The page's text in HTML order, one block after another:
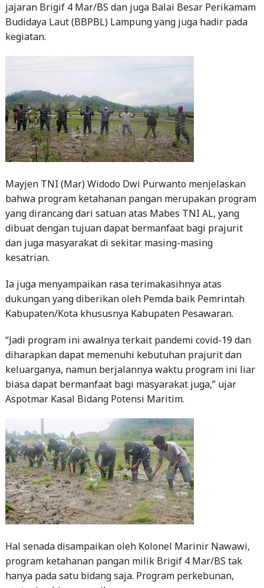
jajaran Brigif 4 Mar/BS dan juga Balai Besar Perikamam
Budidaya Laut (BBPBL) Lampung yang juga hadir pada
kegiatan.
Mayjen TNI (Mar) Widodo Dwi Purwanto menjelaskan
bahwa program ketahanan pangan merupakan program
yang dirancang dari satuan atas Mabes TNI AL, yang
dibuat dengan tujuan dapat bermanfaat bagi prajurit
dan juga masyarakat di sekitar masing-masing
kesatrian.
Ia juga menyampaikan rasa terimakasihnya atas
dukungan yang diberikan oleh Pemda baik Pemrintah
Kabupaten/Kota khususnya Kabupaten Pesawaran.
“Jadi program ini awalnya terkait pandemi covid-19 dan
diharapkan dapat memenuhi kebutuhan prajurit dan
keluarganya, namun berjalannya waktu program ini liar
biasa dapat bermanfaat bagi masyarakat juga,” ujar
Aspotmar Kasal Bidang Potensi Maritim.
Hal senada disampaikan oleh Kolonel Marinir Nawawi,
program ketahanan pangan milik Brigif 4 Mar/BS tak
hanya pada satu bidang saja. Program perkebunan,